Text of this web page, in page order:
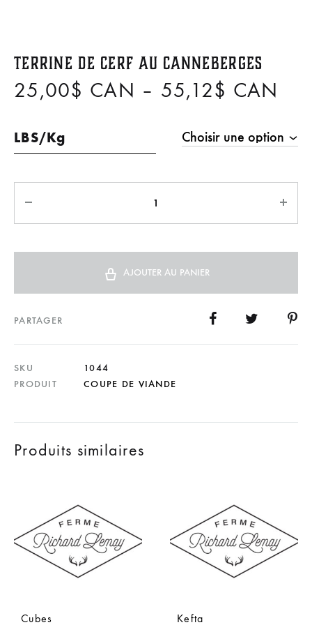
Terrine de cerf au canneberges
25,00$ CAN – 55,12$ CAN
LBS/Kg
AJOUTER AU PANIER
PARTAGER
SKU
1044
PRODUIT
COUPE DE VIANDE
Produits similaires
Cubes Kefta